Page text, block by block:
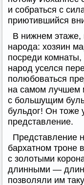
и собраться с
приютившийся
В нижнем этаже,
народа: хозяин
посреди комнаты,
народ уселся
полюбоваться
на самом лучшем
с большущим
бульдог! Он тоже
представление.
Представление
бархатном троне
с золотыми
длинными —
позволяли им